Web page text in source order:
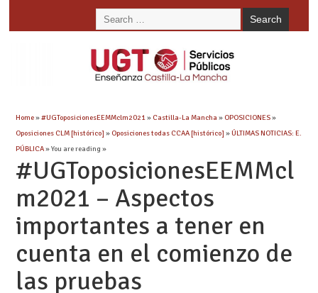
Home»#UGToposicionesEEMMclm2021» Castilla-La Mancha » OPOSICIONES»
Oposiciones CLM [histórico] » Oposiciones todas CCAA [histórico] »ÚLTIMAS NOTICIAS: E.
PÚBLICA» You are reading »
#UGToposicionesEEMMcl
m2021 – Aspectos
importantes a tener en
cuenta en el comienzo de
las pruebas